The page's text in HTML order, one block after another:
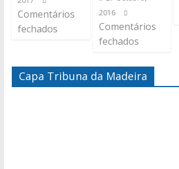
Comentários
fechados
2016
Comentários
fechados
Capa Tribuna da Madeira